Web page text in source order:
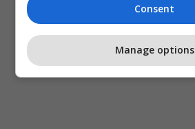
Consent
Manage options